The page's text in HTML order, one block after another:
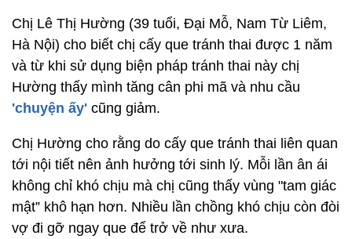
Chị Lê Thị Hường (39 tuổi, Đại Mỗ, Nam Từ Liêm,
Hà Nội) cho biết chị cấy que tránh thai được 1 năm
và từ khi sử dụng biện pháp tránh thai này chị
Hường thấy mình tăng cân phi mã và nhu cầu
'chuyện ấy' cũng giảm.
Chị Hường cho rằng do cấy que tránh thai liên quan
tới nội tiết nên ảnh hưởng tới sinh lý. Mỗi lần ân ái
không chỉ khó chịu mà chị cũng thấy vùng "tam giác
mật” khô hạn hơn. Nhiều lần chồng khó chịu còn đòi
vợ đi gỡ ngay que để trở về như xưa.